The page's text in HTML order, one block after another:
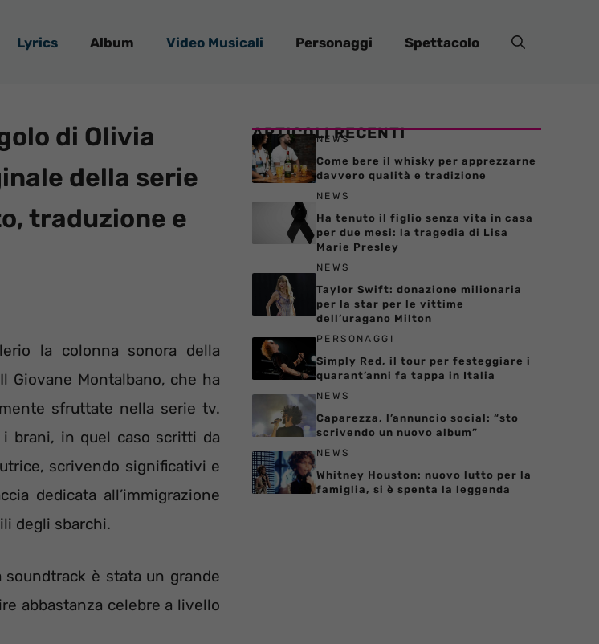
Lyrics Album Video Musicali Personaggi Spettacolo
di Olivia
della serie
traduzione e
la colonna sonora della
Giovane Montalbano, che ha
sfruttate nella serie tv.
brani, in quel caso scritti da
scrivendo significativi e
dedicata all’immigrazione
degli sbarchi.
è stata un grande
abbastanza celebre a livello
ARTICOLI RECENTI
NEWS
Come bere il whisky per apprezzarne
davvero qualità e tradizione
NEWS
Ha tenuto il figlio senza vita in casa
per due mesi: la tragedia di Lisa
Marie Presley
NEWS
Taylor Swift: donazione milionaria
per la star per le vittime
dell’uragano Milton
PERSONAGGI
Simply Red, il tour per festeggiare i
quarant’anni fa tappa in Italia
NEWS
Caparezza, l’annuncio social: “sto
scrivendo un nuovo album”
NEWS
Whitney Houston: nuovo lutto per la
famiglia, si è spenta la leggenda